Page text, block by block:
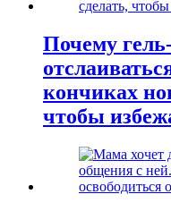
Почему
кончиках
чтобы